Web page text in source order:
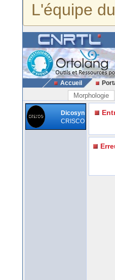
L'équipe
Accueil
Morphologie
Dicosyn
CRISCO